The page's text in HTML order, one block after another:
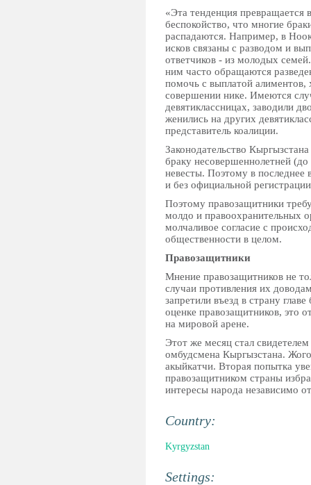
«Эта тенденция превращается
беспокойство, что многие
распадаются. Например, в
исков связаны с разводом и
ответчиков - из молодых
ним часто обращаются
помочь с выплатой алиментов,
совершении нике. Имеются
девятиклассницах, заводили
женились на других
представитель коалиции.
Законодательство
браку несовершеннолетней
невесты. Поэтому в последнее
и без официальной
Поэтому правозащитники
молдо и правоохранительных
молчаливое согласие с
общественности в целом.
Правозащитники
Мнение правозащитников не
случаи противления их
запретили въезд в страну
оценке правозащитников, это
на мировой арене.
Этот же месяц стал
омбудсмена Кыргызстана.
акыйкатчи. Вторая попытка
правозащитником страны
интересы народа независимо
Country:
Kyrgyzstan
Settings: